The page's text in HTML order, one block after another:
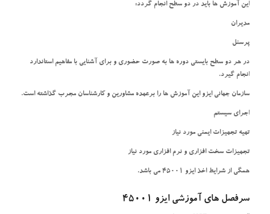
این آموزش ها باید در دو سطح انجام گردد:
مدیران
پرسنل
در هر دو سطح بایستی دوره ها به صورت حضوری و برای آشنایی با مفاهیم استاندارد
انجام گیرد.
سازمان جهانی ایزو این آموزش ها را برعهده مشاورین و کارشناسان مجرب گذاشته است.
اجرای سیستم
تهیه تجهیزات ایمنی مورد نیاز
تجهیزات سخت افزاری و نرم افزاری مورد نیاز
همگی از شرایط اخذ ایزو 45001 می باشد.
سرفصل های آموزشی ایزو 45001